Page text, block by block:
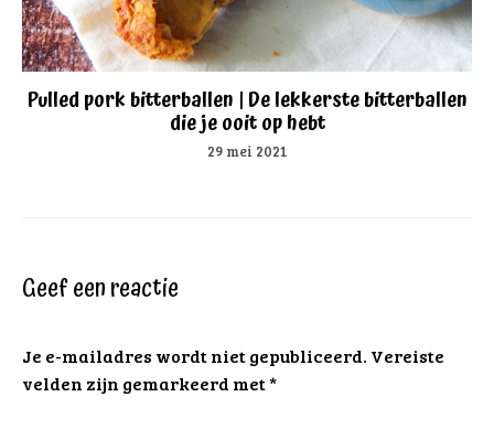
Pulled pork bitterballen | De lekkerste bitterballen
die je ooit op hebt
29 mei 2021
Geef een reactie
Je e-mailadres wordt niet gepubliceerd. Vereiste
velden zijn gemarkeerd met*